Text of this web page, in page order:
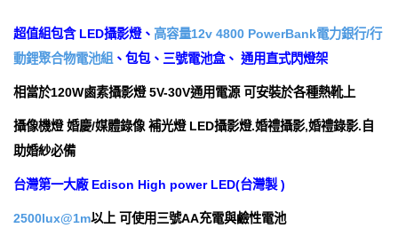
超值組包含 LED攝影燈、 高容量12v 4800 PowerBank電力銀行/行
動鋰聚合物電池組 、包包、三號電池盒、 通用直式閃燈架
相當於120W鹵素攝影燈 5V-30V通用電源 可安裝於各種熱靴上
攝像機燈 婚慶/媒體錄像 補光燈 LED攝影燈.婚禮攝影,婚禮錄影.自
助婚紗必備
台灣第一大廠 Edison High power LED(台灣製 )
2500lux@1m以上 可使用三號AA充電與鹼性電池